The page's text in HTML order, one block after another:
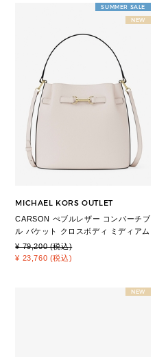
SUMMER SALE
NEW
MICHAEL KORS OUTLET
CARSON ぺブルレザー コンバーチブ
ル バケット クロスボディ ミディアム
¥ 79,200 (税込)
¥ 23,760 (税込)
NEW